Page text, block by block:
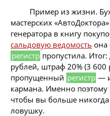
Пример из жизни.
мастерских
генератора в книгу
сальдовую ведомость она
регистр пропустила.
рублей, штраф 20% (3
пропущенный регистр —
кармана. Именно
чтобы вы больше
ловушку.